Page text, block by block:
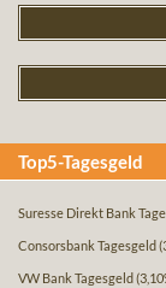
Top5-Tagesgeld
Suresse Direkt Bank
Consorsbank Tagesgeld
VW Bank Tagesgeld